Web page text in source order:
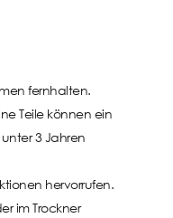
fernhalten.
Teile können ein
unter 3 Jahren
hervorrufen.
im Trockner